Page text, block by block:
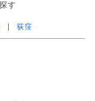
す
荻窪